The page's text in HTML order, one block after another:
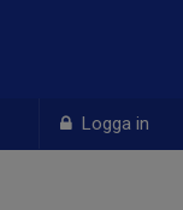
Logga in